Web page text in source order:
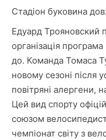
Стадіон буковина
Едуард Трояновский
організація
до. Команда Томаса
новому сезоні після
повітряні алергени,
Цей вид спорту
союзом
чемпіонат світу з